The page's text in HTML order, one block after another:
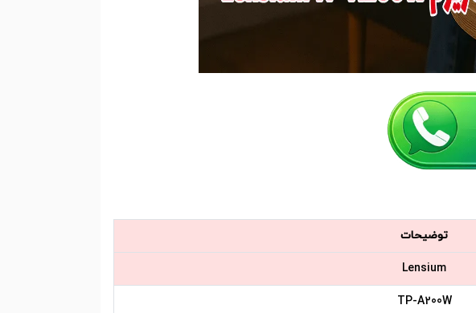
توضیحات
Lensium
TP-A200W